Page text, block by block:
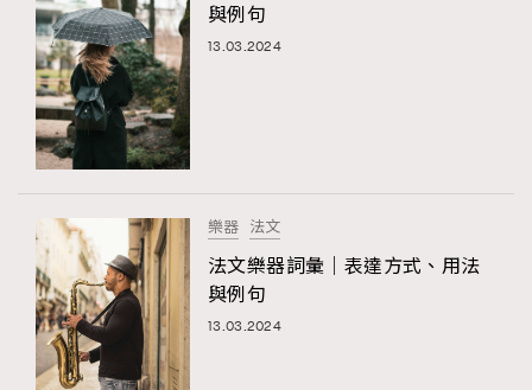
與例句
13.03.2024
樂器 法文
法文樂器詞彙｜表達方式、用法
與例句
13.03.2024